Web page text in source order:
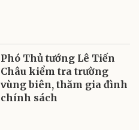
Phó Thủ tướng Lê Tiến
Châu kiểm tra trường
vùng biên, thăm gia đình
chính sách